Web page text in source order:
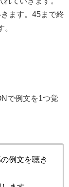
ます。45まで終
で例文を1つ覚
例文を聴き